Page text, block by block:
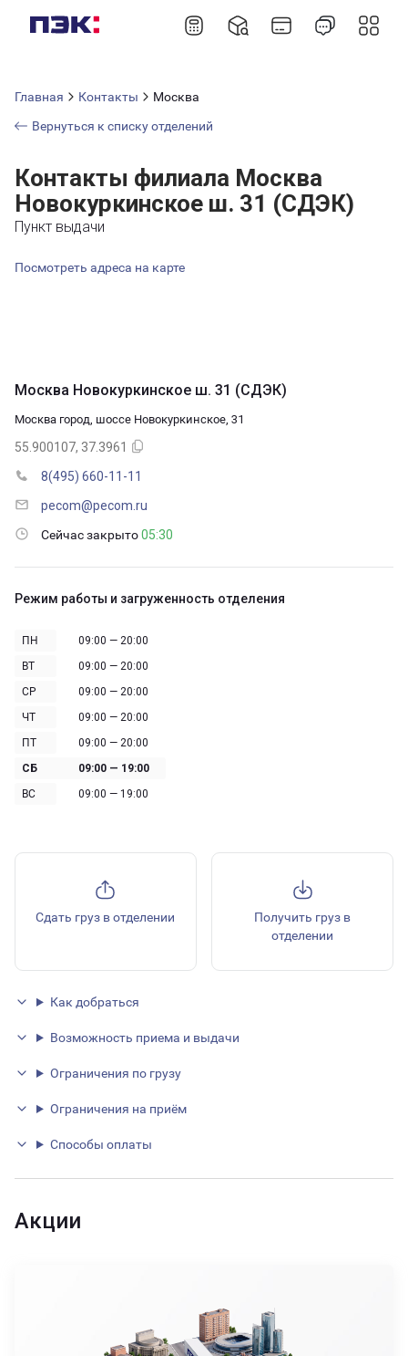
Главная Контакты
Москва
Вернуться к списку отделений
Контакты филиала Москва
Новокуркинское ш. 31 (СДЭК)
Пункт выдачи
Посмотреть адреса на карте
Москва Новокуркинское ш. 31 (СДЭК)
Москва город, шоссе Новокуркинское, 31
55.900107, 37.3961
8(495) 660-11-11
pecom@pecom.ru
Сейчас закрыто05:30
Режим работы и загруженность отделения
ПН
09:00 — 20:00
ВТ
09:00 — 20:00
СР
09:00 — 20:00
ЧТ
09:00 — 20:00
ПТ
09:00 — 20:00
СБ
09:00 — 19:00
ВС
09:00 — 19:00
Сдать груз в отделении
Получить груз в
отделении
Как добраться
Возможность приема и выдачи
Ограничения по грузу
Ограничения на приём
Способы оплаты
Акции